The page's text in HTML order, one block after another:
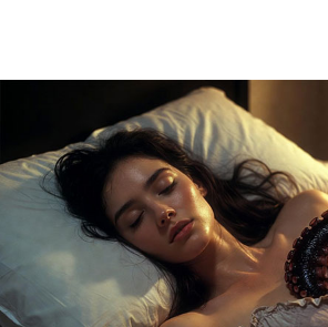
voix
excite-
plus
que
la
peau